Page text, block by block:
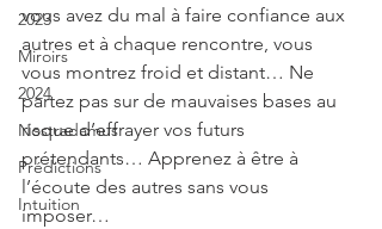
2023
Miroirs
2024
Nostradamus
Prédictions
Intuition
vous avez du mal à faire confiance aux
autres et à chaque rencontre, vous
vous montrez froid et distant… Ne
partez pas sur de mauvaises bases au
risque d’effrayer vos futurs
prétendants… Apprenez à être à
l’écoute des autres sans vous
imposer…